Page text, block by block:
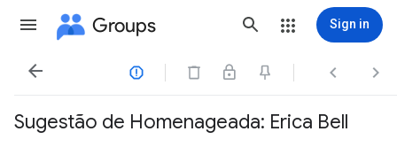
Groups Sign in
   
Sugestão de Homenageada: Erica Bell